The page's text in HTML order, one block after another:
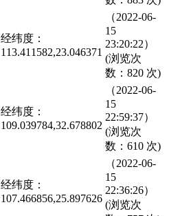
经纬度：
113.411582,23.046371
（2022-06-
15
23:20:22）
(浏览次
数：820 次)
经纬度：
109.039784,32.678802
（2022-06-
15
22:59:37）
(浏览次
数：610 次)
经纬度：
107.466856,25.897626
（2022-06-
15
22:36:26）
(浏览次